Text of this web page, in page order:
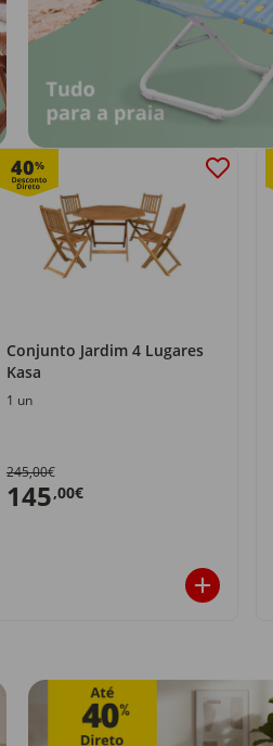
40%
Conjunto Jardim 4 Lugares
Kasa
1 un
245,00€
145,00€